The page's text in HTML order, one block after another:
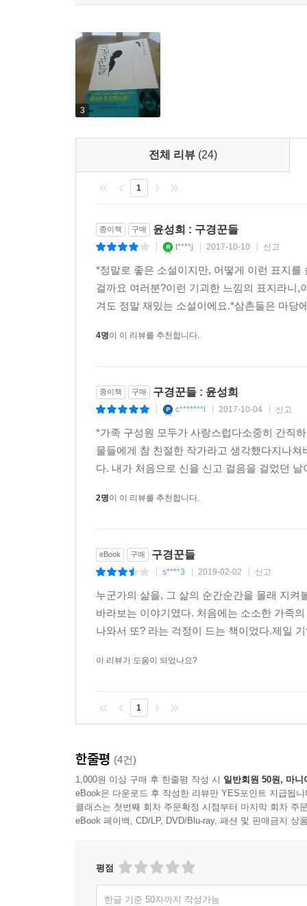
많은 사연이 숨쉬고 있으니.
_차미령(문학평론가)
그의 소설에선 다른 반찬이 필요없는 갓 지은
우러나와 가난한 마음을 달래준다.
나뿐만 아니라 이 소설 속의 ‘나’도 여전히 어딘
경험할 수 있는 것일까? 겨우 한 귀퉁이 정도만
소설의 마지막 장을 덮고 나면, 작가에게 말해
어쩌면 독자인 우리가 붙잡을 수 있을지 모르겠다
“삶은 한 사람이 살았던 것 그 자체가 아니라, 현
마르케스는 말했다. ‘우리’라는 울타리 안에 넣을
3
전체 리뷰 (24)
1
종이책 구매 윤성희 : 구경꾼들
t****j 2017-10-10 신고
*정말로 좋은 소설이지만, 어떻게 이런 표지
걸까요 여러분?이런 기괴한 느낌의 표지라니
겨도 정말 재밌는 소설이에요.*삼촌들은 마당
4명이 이 리뷰를 추천합니다.
종이책 구매 구경꾼들 : 윤성희
c*******l 2017-10-04 신고
*가족 구성원 모두가 사랑스럽다소중히 간직
물들에게 참 친절한 작가라고 생각했다지나
다. 내가 처음으로 신을 신고 걸음을 걸었던
2명이 이 리뷰를 추천합니다.
eBook 구매 구경꾼들
s****3 2019-02-02 신고
누군가의 삶을, 그 삶의 순간순간을 몰래 지
바라보는 이야기였다. 처음에는 소소한 가족
나와서 또? 라는 걱정이 드는 책이었다.제일
이 리뷰가 도움이 되었나요?
1
한줄평 (4건)
1,000원 이상 구매 후 한줄평 작성 시 일반회원 50원, 마니
eBook은 다운로드 후 작성한 리뷰만 YES포인트 지급됩니
클래스는 첫번째 회차 주문확정 시점부터 마지막 회차 주
eBook 페이백, CD/LP, DVD/Blu-ray, 패션 및 판매금지 상
평점
한글 기준 50자까지 작성가능